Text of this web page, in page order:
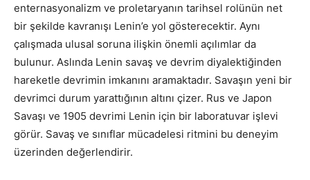
enternasyonalizm ve proletaryanın tarihsel rolünün net
bir şekilde kavranışı Lenin’e yol gösterecektir. Aynı
çalışmada ulusal soruna ilişkin önemli açılımlar da
bulunur. Aslında Lenin savaş ve devrim diyalektiğinden
hareketle devrimin imkanını aramaktadır. Savaşın yeni bir
devrimci durum yarattığının altını çizer. Rus ve Japon
Savaşı ve 1905 devrimi Lenin için bir laboratuvar işlevi
görür. Savaş ve sınıflar mücadelesi ritmini bu deneyim
üzerinden değerlendirir.